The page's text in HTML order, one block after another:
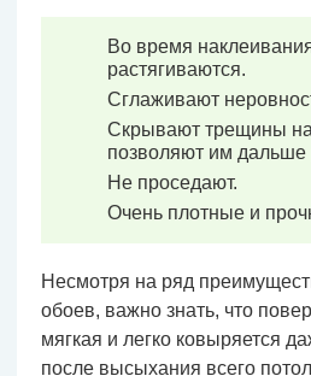
Во время
растягиваются.
Сглаживают
Скрывают трещины
позволяют им дальше
Не проседают.
Очень плотные и
Несмотря на ряд
обоев, важно знать, что
мягкая и легко ковыряется
после высыхания всего